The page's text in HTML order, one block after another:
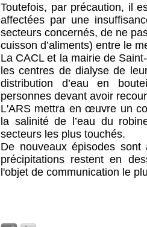
Toutefois, par précaution, il
affectées par une
secteurs concernés, de ne
cuisson d’aliments) entre le
La CACL et la mairie de
les centres de dialyse de
distribution d’eau en
personnes devant avoir
L'ARS mettra en œuvre un
la salinité de l’eau du
secteurs les plus touchés.
De nouveaux épisodes
précipitations restent en
l'objet de communication le